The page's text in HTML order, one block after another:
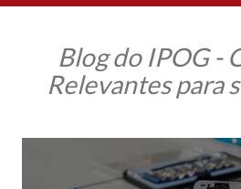
Blog do IPOG -
Relevantes para
5